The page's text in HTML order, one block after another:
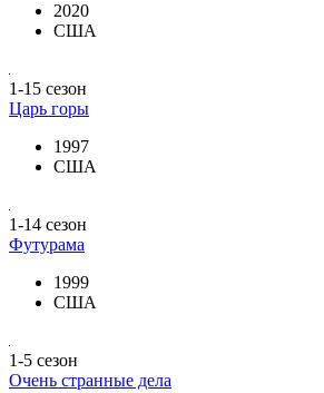
2020
США
1-15 сезон
Царь горы
1997
США
1-14 сезон
Футурама
1999
США
1-5 сезон
Очень странные дела